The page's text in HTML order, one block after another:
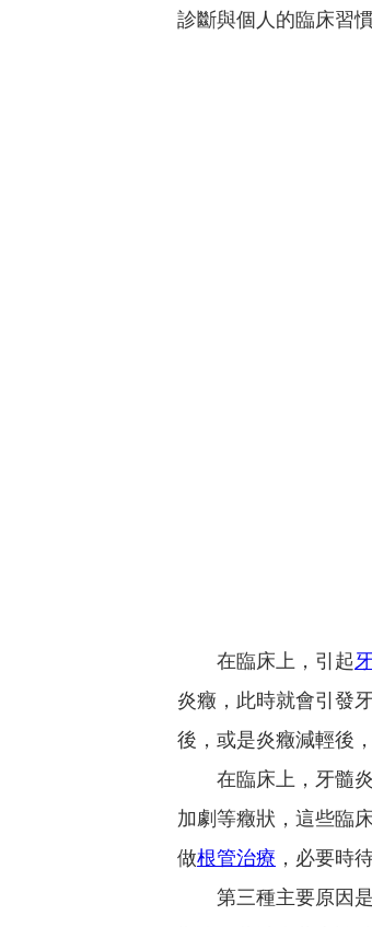
診斷與個人的臨床習
在臨床上，引起
炎癥，此時就會引發
後，或是炎癥減輕後
在臨床上，牙髓炎
加劇等癥狀，這些臨
做根管治療 ，必要時
第三種主要原因是